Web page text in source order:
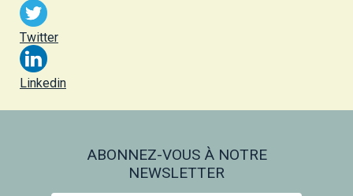
Twitter
Linkedin
ABONNEZ-VOUS À NOTRE
NEWSLETTER